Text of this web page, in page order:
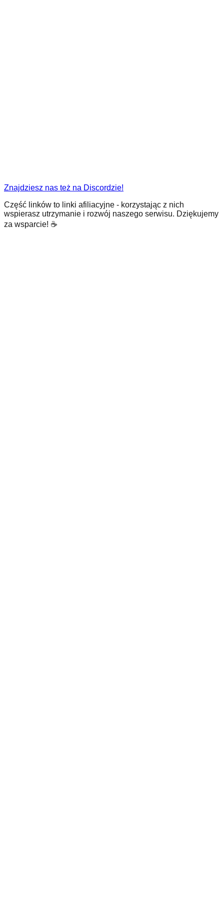
Znajdziesz nas też na Discordzie!
Część linków to linki afiliacyjne - korzystając z nich
wspierasz utrzymanie i rozwój naszego serwisu. Dziękujemy
za wsparcie! ☕